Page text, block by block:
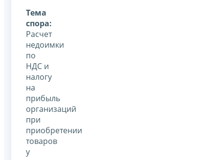
Тема
спора:
Расчет
недоимки
по
НДС и
налогу
на
прибыль
организаций
при
приобретении
товаров
у